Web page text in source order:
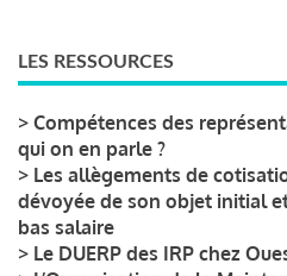
LES RESSOURCES
> Compétences des
qui on en parle ?
> Les allègements de
dévoyée de son objet initial
bas salaire
> Le DUERP des IRP chez